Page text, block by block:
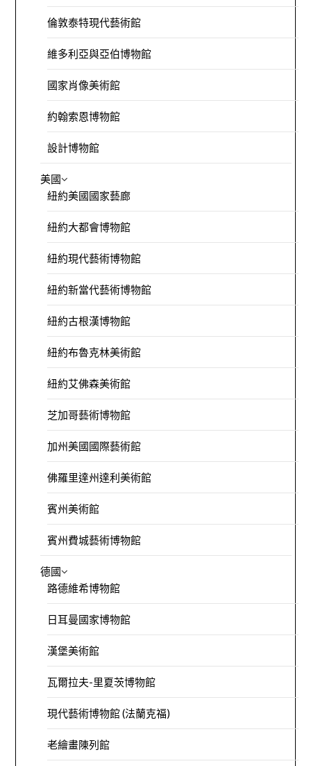
倫敦泰特現代藝術館
維多利亞與亞伯博物館
國家肖像美術館
約翰索恩博物館
設計博物館
美國
紐約美國國家藝廊
紐約大都會博物館
紐約現代藝術博物館
紐約新當代藝術博物館
紐約古根漢博物館
紐約布魯克林美術館
紐約艾佛森美術館
芝加哥藝術博物館
加州美國國際藝術館
佛羅里達州達利美術館
賓州美術館
賓州費城藝術博物館
德國
路德維希博物館
日耳曼國家博物館
漢堡美術館
瓦爾拉夫-里夏茨博物館
現代藝術博物館 (法蘭克福)
老繪畫陳列館